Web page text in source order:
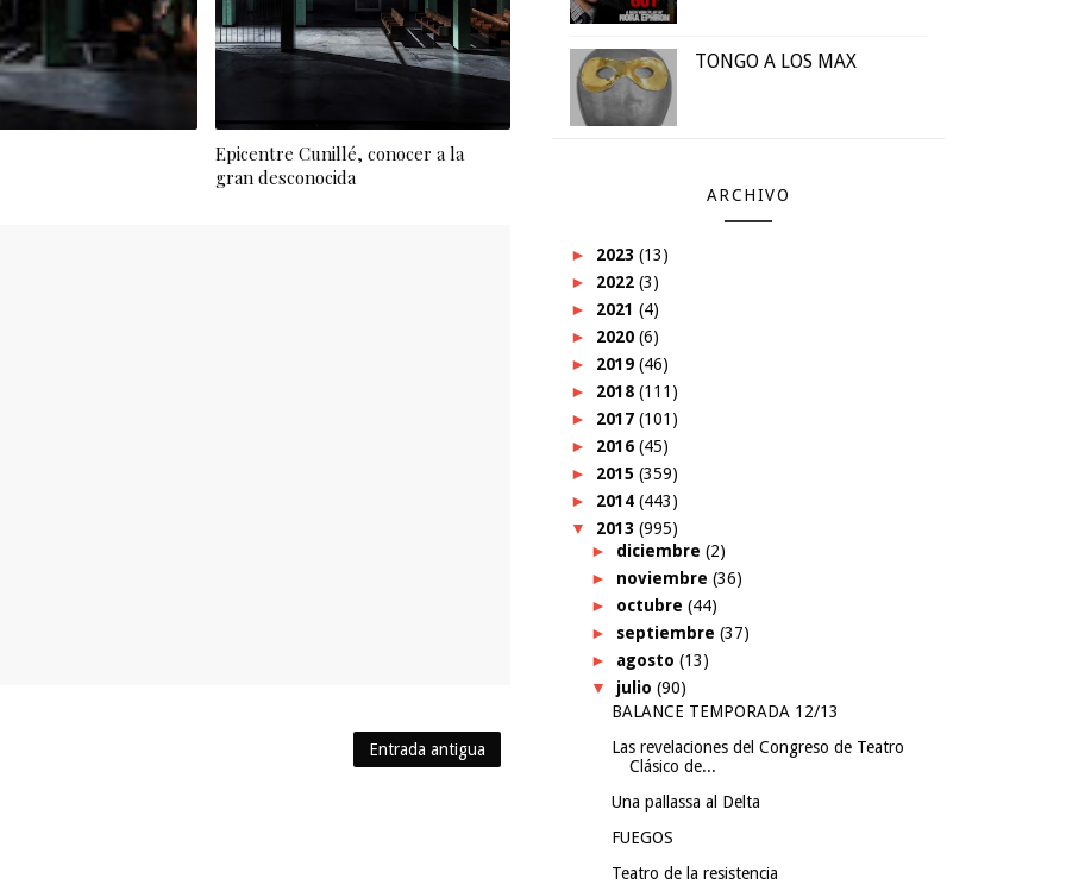
Epicentre Cunillé, conocer a la
gran desconocida
Entrada antigua
TONGO A LOS MAX
ARCHIVO
► 2023 (13)
► 2022 (3)
► 2021 (4)
► 2020 (6)
► 2019 (46)
► 2018 (111)
► 2017 (101)
► 2016 (45)
► 2015 (359)
► 2014 (443)
▼ 2013 (995)
► diciembre (2)
► noviembre (36)
► octubre (44)
► septiembre (37)
► agosto (13)
▼ julio (90)
BALANCE TEMPORADA 12/13
Las revelaciones del Congreso de Teatro
Clásico de...
Una pallassa al Delta
FUEGOS
Teatro de la resistencia